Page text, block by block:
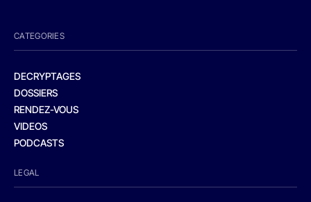
CATEGORIES
DECRYPTAGES
DOSSIERS
RENDEZ-VOUS
VIDEOS
PODCASTS
LEGAL